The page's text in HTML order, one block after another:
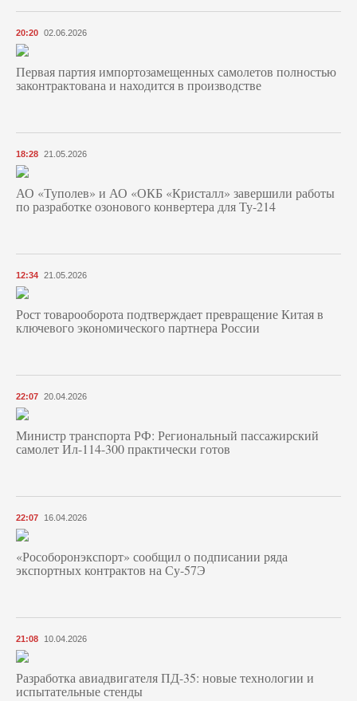
20:20 02.06.2026
Первая партия импортозамещенных самолетов полностью
законтрактована и находится в производстве
18:28 21.05.2026
АО «Туполев» и АО «ОКБ «Кристалл» завершили работы
по разработке озонового конвертера для Ту-214
12:34 21.05.2026
Рост товарооборота подтверждает превращение Китая в
ключевого экономического партнера России
22:07 20.04.2026
Министр транспорта РФ: Региональный пассажирский
самолет Ил-114-300 практически готов
22:07 16.04.2026
«Рособоронэкспорт» сообщил о подписании ряда
экспортных контрактов на Су-57Э
21:08 10.04.2026
Разработка авиадвигателя ПД-35: новые технологии и
испытательные стенды